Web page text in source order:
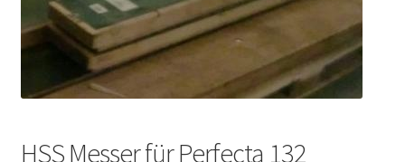
HSS Messer für Perfecta 132